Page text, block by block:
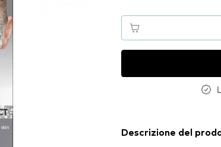
Descrizione del